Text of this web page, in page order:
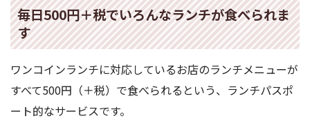
毎日500円＋税でいろんなランチが食べられま
す
ワンコインランチに対応しているお店のランチメニューが
すべて500円（＋税）で食べられるという、ランチパスポ
ート的なサービスです。